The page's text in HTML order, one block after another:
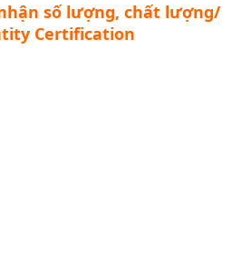
số lượng, chất lượng/
Certification